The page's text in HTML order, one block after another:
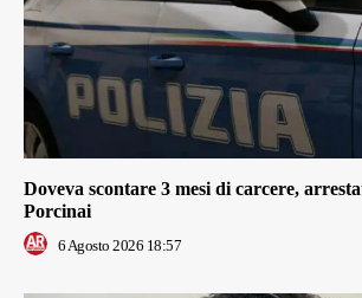
Doveva scontare 3 mesi di carcere,
Porcinai
6 Agosto 2026 18:57